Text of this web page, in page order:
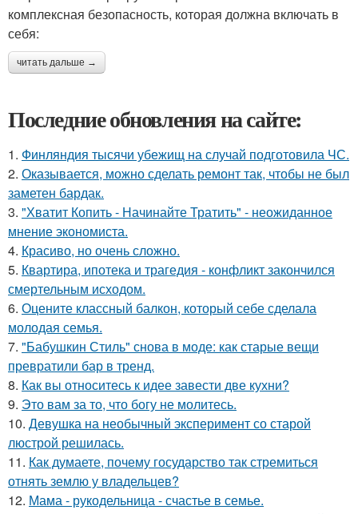
комплексная безопасность, которая должна включать в
себя:
читать дальше →
Последние обновления на сайте:
1. Финляндия тысячи убежищ на случай подготовила ЧС.
2. Оказывается, можно сделать ремонт так, чтобы не был
заметен бардак.
3. "Хватит Копить - Начинайте Тратить" - неожиданное
мнение экономиста.
4. Красиво, но очень сложно.
5. Квартира, ипотека и трагедия - конфликт закончился
смертельным исходом.
6. Оцените классный балкон, который себе сделала
молодая семья.
7. "Бабушкин Стиль" снова в моде: как старые вещи
превратили бар в тренд.
8. Как вы относитесь к идее завести две кухни?
9. Это вам за то, что богу не молитесь.
10. Девушка на необычный эксперимент со старой
люстрой решилась.
11. Как думаете, почему государство так стремиться
отнять землю у владельцев?
12. Мама - рукодельница - счастье в семье.